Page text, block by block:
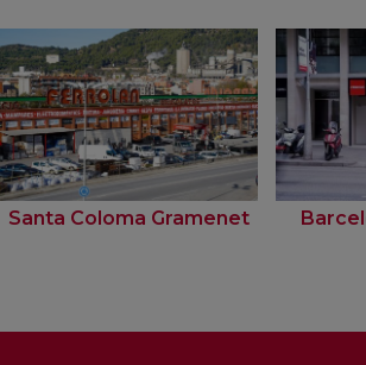
Santa Coloma Gramenet